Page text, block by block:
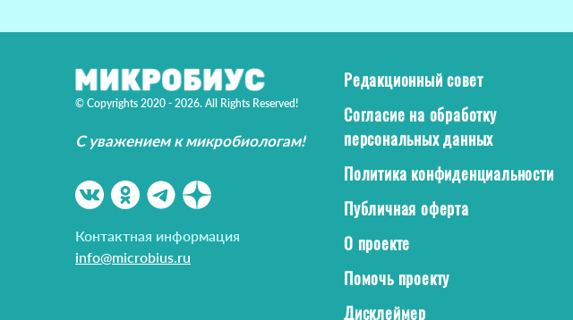
© Copyrights 2020 - 2026. All Rights Reserved!
С уважением к микробиологам!
Контактная информация
info@microbius.ru
Редакционный совет
Согласие на обработку
персональных данных
Политика конфиденциальности
Публичная оферта
О проекте
Помочь проекту
Дисклеймер